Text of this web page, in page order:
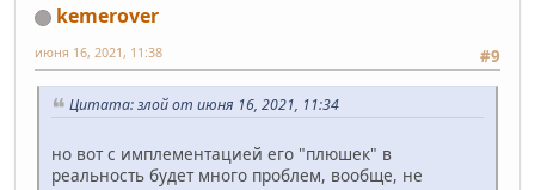
kemerover
#9
июня 16, 2021, 11:38
Цитата: злой от июня 16, 2021, 11:34
но вот с имплементацией его "плюшек" в
реальность будет много проблем, вообще, не